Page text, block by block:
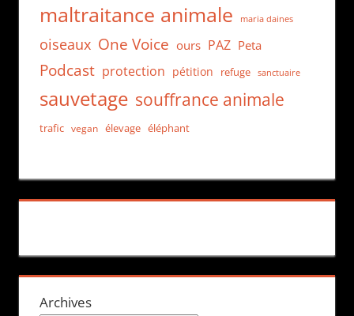
maltraitance animale maria daines
oiseaux One Voice ours PAZ Peta
Podcast protection pétition refuge sanctuaire
sauvetage souffrance animale
trafic vegan élevage éléphant
Archives